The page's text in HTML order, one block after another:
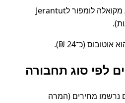
המסלול הקצר בממוצע מקואלה לומפור לJerantut
(כ־24 ₪).
לפי סוג תחבורה
נרשמו מחירים (המרה